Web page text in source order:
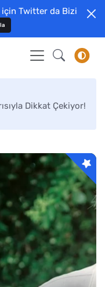
için Twitter da Bizi
Dikkat Çekiyor!